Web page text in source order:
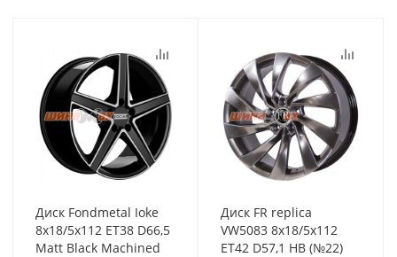
Диск Fondmetal Ioke
8x18/5x112 ET38 D66,5
Matt Black Machined
Диск FR replica
VW5083 8x18/5x112
ET42 D57,1 HB (№22)